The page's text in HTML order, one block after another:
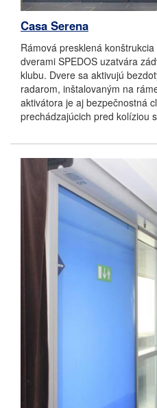
Casa Serena
Rámová presklená
dverami SPEDOS uzatvára
klubu. Dvere sa aktivujú
radarom, inštalovaným na
aktivátora je aj bezpečnostná
prechádzajúcich pred kolíziou